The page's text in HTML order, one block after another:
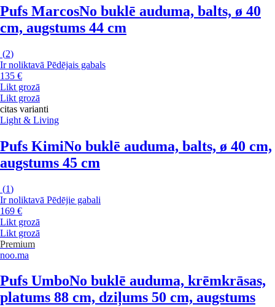
Pufs MarcosNo buklē auduma, balts, ø 40
cm, augstums 44 cm
(2)
Ir noliktavā Pēdējais gabals
135 €
Likt grozā
Likt grozā
citas varianti
Light & Living
Pufs KimiNo buklē auduma, balts, ø 40 cm,
augstums 45 cm
(1)
Ir noliktavā Pēdējie gabali
169 €
Likt grozā
Likt grozā
Premium
noo.ma
Pufs UmboNo buklē auduma, krēmkrāsas,
platums 88 cm, dziļums 50 cm, augstums